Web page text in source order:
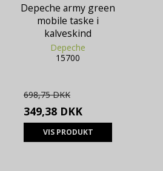
Depeche army green
mobile taske i
kalveskind
Depeche
15700
698,75 DKK
349,38 DKK
VIS PRODUKT